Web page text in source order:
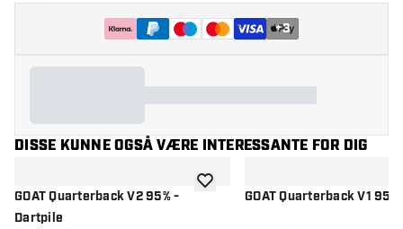
+3
DISSE KUNNE OGSÅ VÆRE INTERESSANTE FOR DIG
GOAT Quarterback V2 95% -
Dartpile
tilføje til ønskeliste
GOAT Quarterback V1